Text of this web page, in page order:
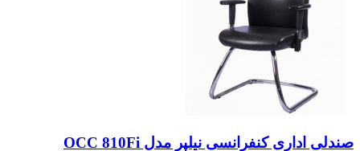
صندلی اداری کنفرانسی نیلپر مدل OCC 810Fi